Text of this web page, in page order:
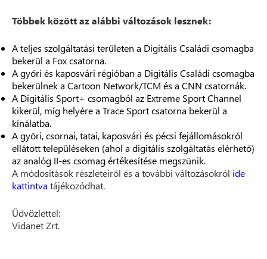
Többek között az alábbi változások lesznek:
A teljes szolgáltatási területen a Digitális Családi csomagba
bekerül a Fox csatorna.
A győri és kaposvári régióban a Digitális Családi csomagba
bekerülnek a Cartoon Network/TCM és a CNN csatornák.
A Digitális Sport+ csomagból az Extreme Sport Channel
kikerül, míg helyére a Trace Sport csatorna bekerül a
kínálatba.
A győri, csornai, tatai, kaposvári és pécsi fejállomásokról
ellátott településeken (ahol a digitális szolgáltatás elérhető)
az analóg II-es csomag értékesítése megszűnik.
A módosítások részleteiről és a további változásokról ide
kattintva tájékozódhat.
Üdvözlettel:
Vidanet Zrt.